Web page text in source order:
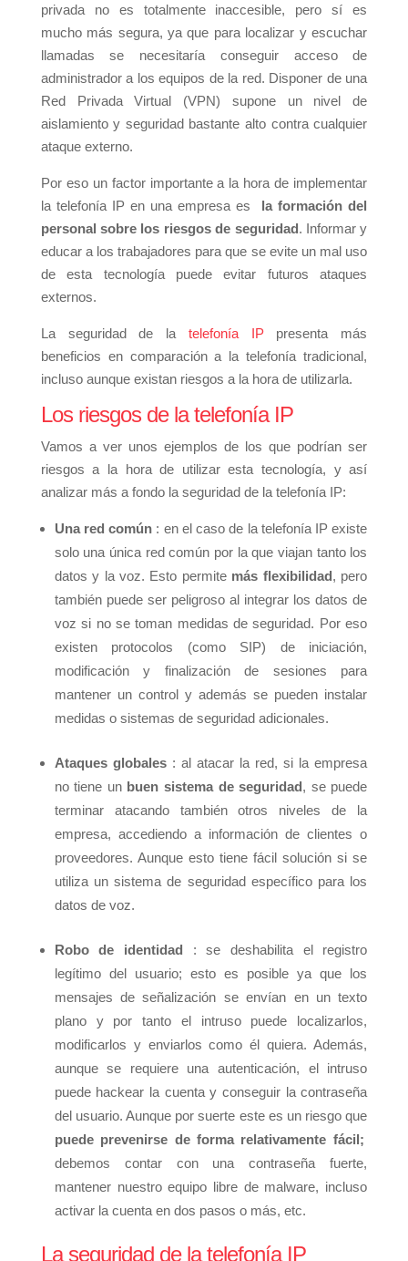
privada no es totalmente inaccesible, pero sí es
mucho más segura, ya que para localizar y escuchar
llamadas se necesitaría conseguir accesode
administrador a los equipos de la red. Disponer de una
Red Privada Virtual (VPN) supone un nivel de
aislamiento y seguridad bastante alto contra cualquier
ataque externo.
Por eso un factor importante a la hora de implementar
la telefonía IP en una empresa es
la formación del
personal sobre los riesgos de seguridad . Informar y
educar a los trabajadores para que se evite un mal uso
de esta tecnología puede evitar futuros ataques
externos.
La seguridad de latelefonía IPpresenta más
beneficios en comparación a la telefonía tradicional,
incluso aunque existan riesgos a la hora de utilizarla.
Los riesgos de la telefonía IP
Vamos a ver unos ejemplos de los que podrían ser
riesgos a la hora de utilizar esta tecnología, y así
analizar más a fondo la seguridad de la telefonía IP:
Una red común : en el caso de la telefonía IP existe
solo una única red común por la que viajan tanto los
datos y la voz. Esto permitemás flexibilidad , pero
también puede ser peligroso al integrar los datos de
voz si no se toman medidas de seguridad. Por eso
existen protocolos (como SIP) deiniciación,
modificación y finalización de sesiones para
mantener un control y además se pueden instalar
medidas o sistemas de seguridad adicionales.
Ataques globales: al atacar la red, si la empresa
no tiene un buen sistema de seguridad , se puede
terminar atacando también otros niveles de la
empresa, accediendo a información de clientes o
proveedores. Aunque esto tiene fácil solución si se
utiliza un sistema de seguridad específico para los
datos de voz.
Robo de identidad
: se deshabilita el registro
legítimo del usuario; esto es posible ya que los
mensajes de señalización se envían en un texto
plano y por tanto el intruso puede localizarlos,
modificarlos y enviarlos como él quiera. Además,
aunque se requiere una autenticación, el intruso
puede hackear la cuenta y conseguir la contraseña
del usuario. Aunque por suerte este es un riesgo que
puede prevenirse de forma relativamente fácil;
debemos contar con una contraseña fuerte,
mantener nuestro equipo libre de malware, incluso
activar la cuenta en dos pasos o más, etc.
La seguridad de la telefonía IP